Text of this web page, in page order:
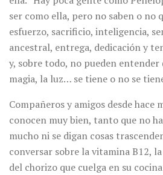
ser como ella, pero no saben o no
esfuerzo, sacrificio, inteligencia,
ancestral, entrega, dedicación y
y, sobre todo, no pueden entender
magia, la luz… se tiene o no se
Compañeros y amigos desde hace
conocen muy bien, tanto que no
mucho ni se digan cosas
conversar sobre la vitamina B12,
del chorizo que cuelga en su